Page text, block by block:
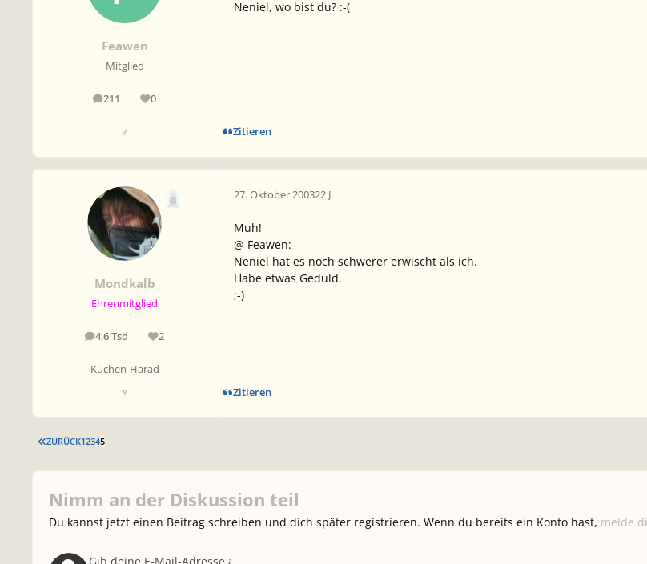
Feawen
Mitglied
211
Beiträge 0
Reputation
♂
Neniel, wo bist du? :-(
Zitieren
Mondkalb
Ehrenmitglied
4,6 Tsd
Beiträge 2
Reputation
Küchen-Harad
♀
27. Oktober 200322 J.
Muh!
@ Feawen:
Neniel hat es noch schwerer erwischt als ich.
Habe etwas Geduld.
;-)
Zitieren
ERSTE SEITE
ZURÜCK12345
Nimm an der Diskussion teil
Du kannst jetzt einen Beitrag schreiben und dich später registrieren. Wenn du bereits ein Konto hast, melde